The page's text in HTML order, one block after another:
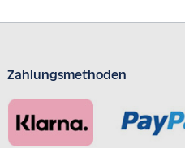
Zahlungsmethoden